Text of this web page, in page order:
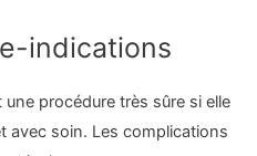
indications
procédure très sûre si elle
avec soin. Les complications